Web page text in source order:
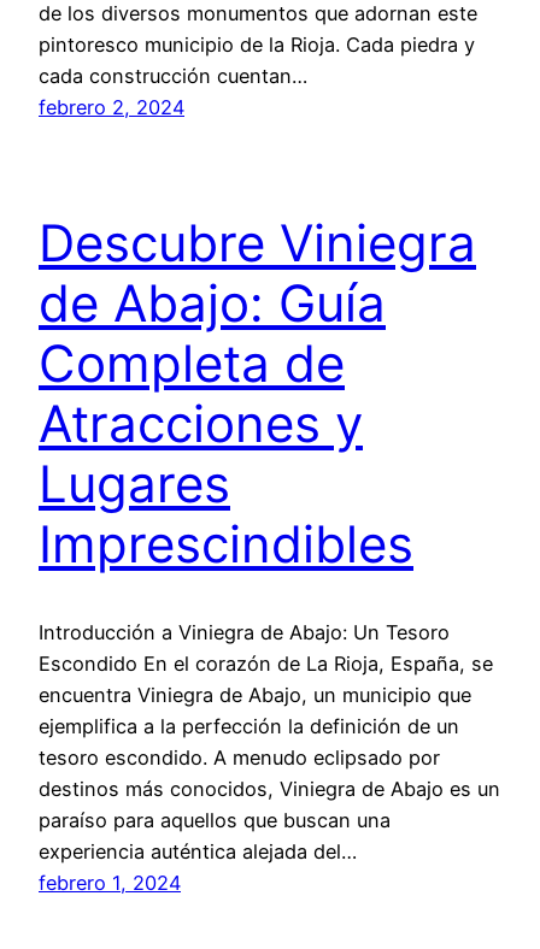
de los diversos monumentos que adornan este
pintoresco municipio de la Rioja. Cada piedra y
cada construcción cuentan…
febrero 2, 2024
Descubre Viniegra
de Abajo: Guía
Completa de
Atracciones y
Lugares
Imprescindibles
Introducción a Viniegra de Abajo: Un Tesoro
Escondido En el corazón de La Rioja, España, se
encuentra Viniegra de Abajo, un municipio que
ejemplifica a la perfección la definición de un
tesoro escondido. A menudo eclipsado por
destinos más conocidos, Viniegra de Abajo es un
paraíso para aquellos que buscan una
experiencia auténtica alejada del…
febrero 1, 2024